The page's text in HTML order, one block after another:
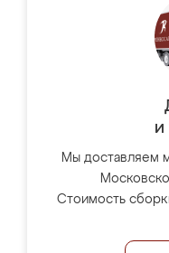
и
Мы доставляем
Стоимость